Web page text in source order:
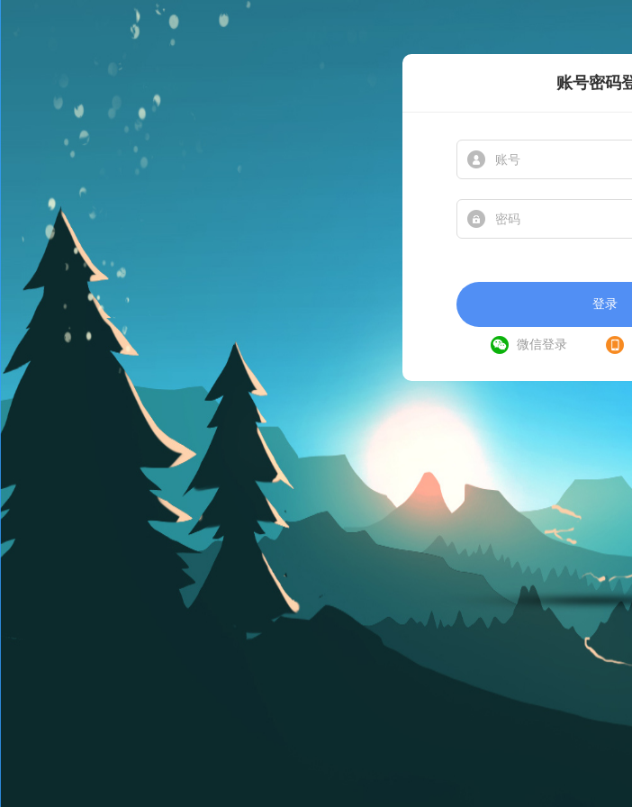
账号密码
登录
微信登录